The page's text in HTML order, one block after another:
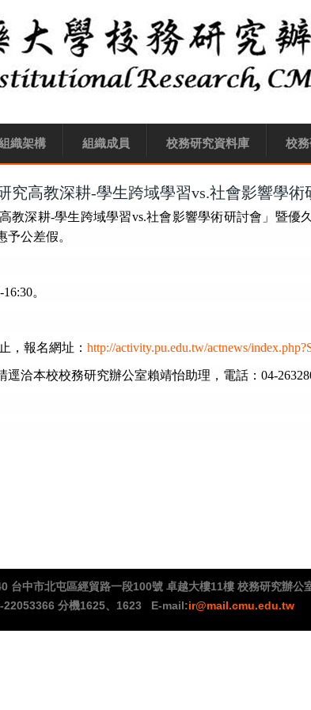
織架構 組織成員 校務研究資料庫 校
究高教深耕-學生跨域學習vs.社會影響學術
耕-學生跨域學習vs.社會影響學術研討會」暨優
公差假。
。
，報名網址：http://activity.pu.edu.tw/actnews/
洽本校校務研究辦公室賴靖怡助理，電話：04-
台中市北屯區經貿路一段100號 卓越大樓11樓 校務研究辦公
22053366 分機1625、1623
E-mail:ir@mail.cmu.edu.tw